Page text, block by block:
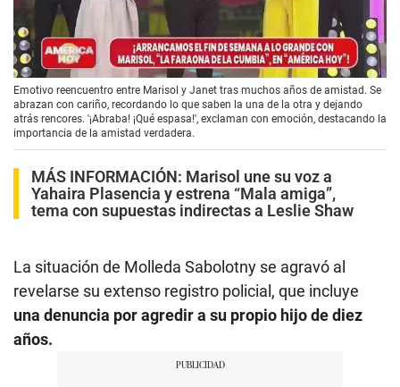
00:00 /00:24
Emotivo reencuentro entre Marisol y Janet tras muchos años de amistad. Se
abrazan con cariño, recordando lo que saben la una de la otra y dejando
atrás rencores. '¡Abraba! ¡Qué espasa!', exclaman con emoción, destacando la
importancia de la amistad verdadera.
MÁS INFORMACIÓN: Marisol une su voz a
Yahaira Plasencia y estrena “Mala amiga”,
tema con supuestas indirectas a Leslie Shaw
La situación de Molleda Sabolotny se agravó al
revelarse su extenso registro policial, que incluye
una denuncia por agredir a su propio hijo de diez
años.